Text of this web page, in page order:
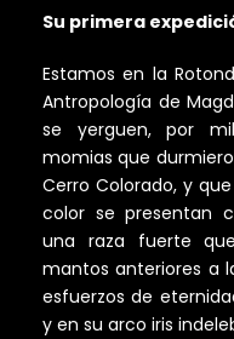
Su primera
Estamos en la
Antropología de
se yerguen, por
momias que
Cerro Colorado, y
color se presentan
una raza fuerte
mantos anteriores a
esfuerzos de
y en su arco iris